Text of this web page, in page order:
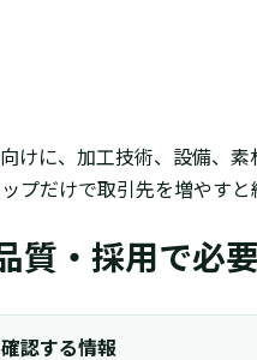
けに、加工技術、設備、
プだけで取引先を増やす
質・採用で必
確認する情報